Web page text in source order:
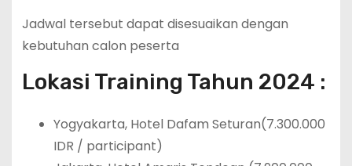
Jadwal tersebut dapat disesuaikan dengan
kebutuhan calon peserta
Lokasi Training Tahun 2024 :
Yogyakarta, Hotel Dafam Seturan(7.300.000
IDR / participant)